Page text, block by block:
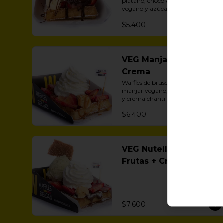
vegano y azúcar flor.
$5.400
VEG Manjar + Frutas +
Crema
Waffles de bruselas vegano,
manjar vegano, frutillas, plátano
y crema chantilly vegana
$6.400
VEG Nutella +
Frutas + Crema + 1
$7.600